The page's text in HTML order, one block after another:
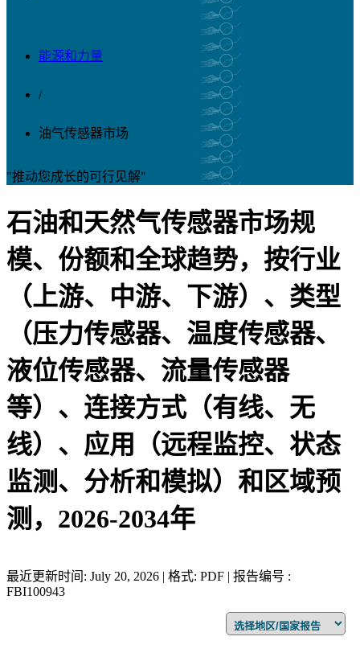
能源和力量
/
油气传感器市场
"推动您成长的可行见解"
石油和天然气传感器市场规
模、份额和全球趋势，按行业
（上游、中游、下游）、类型
（压力传感器、温度传感器、
液位传感器、流量传感器
等）、连接方式（有线、无
线）、应用（远程监控、状态
监测、分析和模拟）和区域预
测，2026-2034年
最近更新时间: July 20, 2026 | 格式: PDF | 报告编号 :
FBI100943